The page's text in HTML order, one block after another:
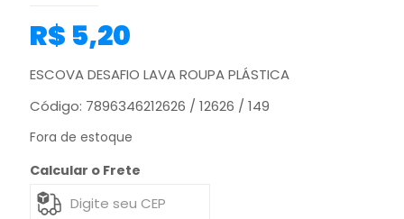
R$ 5,20
ESCOVA DESAFIO LAVA ROUPA PLÁSTICA
Código: 7896346212626 / 12626 / 149
Fora de estoque
Calcular o Frete